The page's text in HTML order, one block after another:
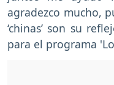
agradezco mucho,
‘chinas’ son su
para el programa